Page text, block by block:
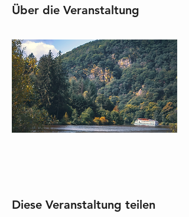
Über die Veranstaltung
Diese Veranstaltung teilen